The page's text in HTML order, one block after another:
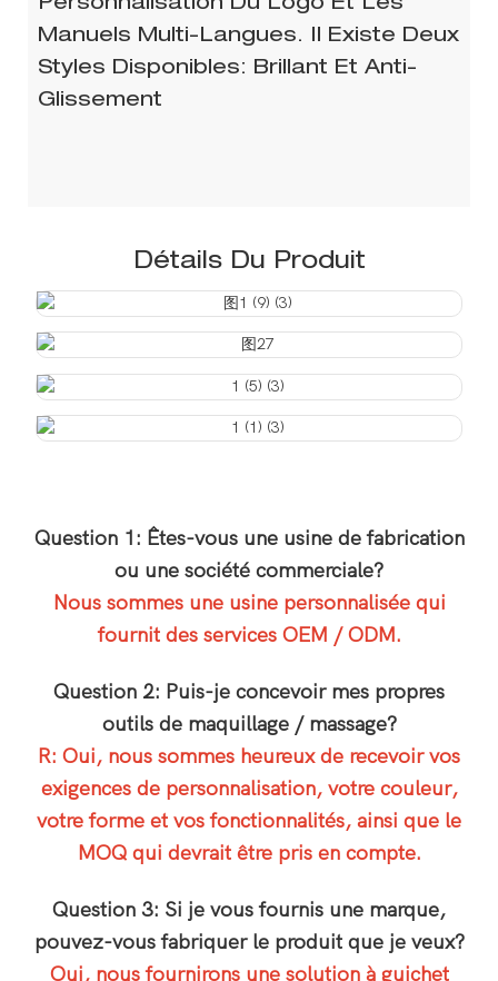
Personnalisation Du Logo Et Les
Manuels Multi-Langues. Il Existe Deux
Styles Disponibles: Brillant Et Anti-
Glissement
Détails Du Produit
Question 1: Êtes-vous une usine de fabrication
ou une société commerciale?
Nous sommes une usine personnalisée qui
fournit des services OEM / ODM.
Question 2: Puis-je concevoir mes propres
outils de maquillage / massage?
R: Oui, nous sommes heureux de recevoir vos
exigences de personnalisation, votre couleur,
votre forme et vos fonctionnalités, ainsi que le
MOQ qui devrait être pris en compte.
Question 3: Si je vous fournis une marque,
pouvez-vous fabriquer le produit que je veux?
Oui, nous fournirons une solution à guichet